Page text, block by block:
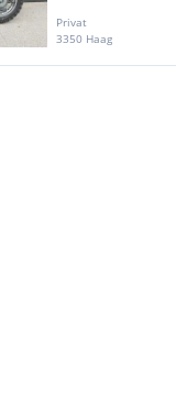
Privat
3350 Haag